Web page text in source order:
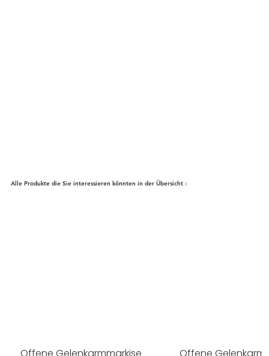
Alle Produkte die Sie interessieren könnten in der Übersicht :